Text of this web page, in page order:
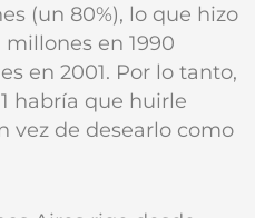
(un 80%), lo que hizo
en 1990
en 2001. Por lo tanto,
habría que huirle
vez de desearlo como